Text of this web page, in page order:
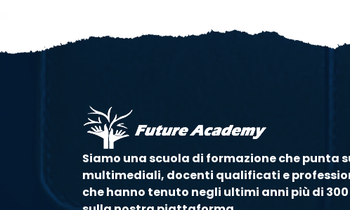
Siamo una scuola di formazione che punta
multimediali, docenti qualificati e
che hanno tenuto negli ultimi anni più di